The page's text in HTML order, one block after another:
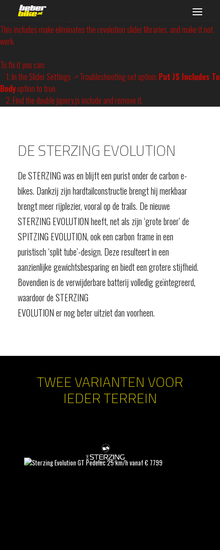
Revolution Slider Error: You have some jquery.js library include that comes
after the revolution files js include.
This includes make eliminates the revolution slider libraries, and make it not
work.
To fix it you can:
1. In the Slider Settings -> Troubleshooting set option: Put JS Includes To
Bodyoption to true.
2. Find the double jquery.js include and remove it.
DE STERZING EVOLUTION
De STERZING was en blijft een purist onder de carbon e-
bikes. Dankzij zijn hardtailconstructie brengt hij merkbaar
brengt meer rijplezier, vooral op de trails. De nieuwe
STERZING EVOLUTION heeft, net als zijn ‘grote broer’ de
SPITZING EVOLUTION, ook een carbon frame in een
puristisch ‘split tube’-design. Deze resulteert in een
aanzienlijke gewichtsbesparing en biedt een grotere stijfheid.
Bovendien is de verwijderbare batterij volledig geïntegreerd,
waardoor de STERZING
EVOLUTION er nog beter uitziet dan voorheen.
TWEE VARIANTEN VOOR
IEDER TERREIN